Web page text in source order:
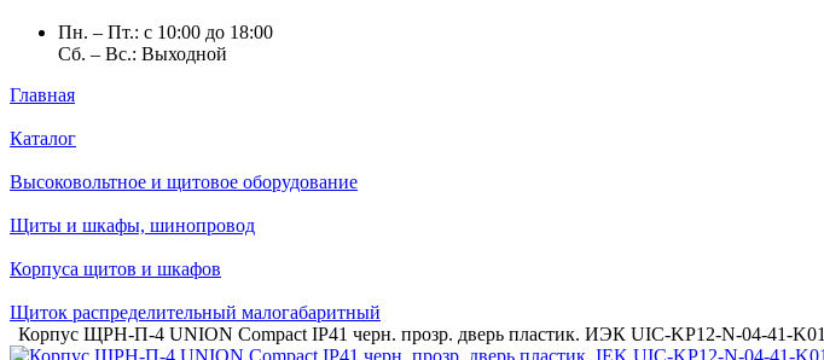
Пн. – Пт.: с 10:00 до 18:00
Сб. – Вс.: Выходной
Главная
Каталог
Высоковольтное и щитовое оборудование
Щиты и шкафы, шинопровод
Корпуса щитов и шкафов
Щиток распределительный малогабаритный
Корпус ЩРН-П-4 UNION Compact IP41 черн. прозр. дверь пластик. ИЭК UIC-KP12-N-04-41-K01